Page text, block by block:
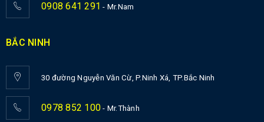
0908 641 291 - Mr.Nam
BẮC NINH
30 đường Nguyễn Văn Cừ, P.Ninh Xá, TP.Bắc Ninh
0978 852 100 - Mr.Thành